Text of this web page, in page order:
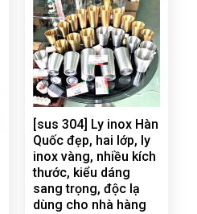
[sus 304] Ly inox Hàn
Quốc đẹp, hai lớp, ly
inox vàng, nhiều kích
thước, kiểu dáng
sang trọng, độc lạ
dùng cho nhà hàng